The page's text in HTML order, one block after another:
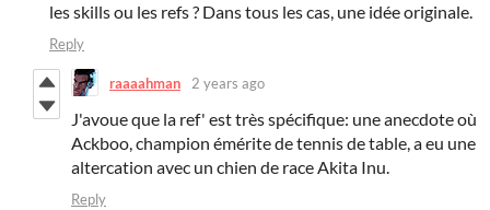
les skills ou les refs ? Dans tous les cas, une idée originale.
Reply
raaaahman 2 years ago
J'avoue que la ref' est très spécifique: une anecdote où
Ackboo, champion émérite de tennis de table, a eu une
altercation avec un chien de race Akita Inu.
Reply